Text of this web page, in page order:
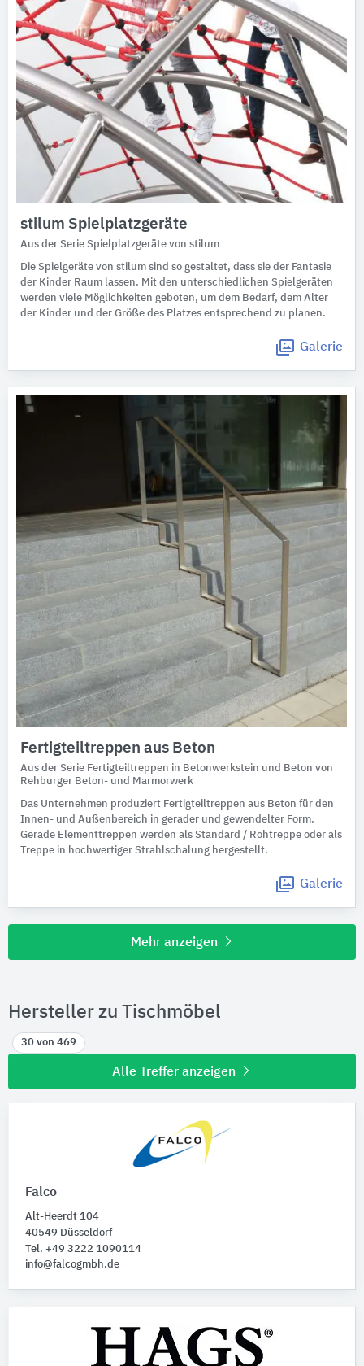
stilum Spielplatzgeräte
Aus der Serie Spielplatzgeräte von stilum
Die Spielgeräte von stilum sind so gestaltet, dass sie der Fantasie
der Kinder Raum lassen. Mit den unterschiedlichen Spielgeräten
werden viele Möglichkeiten geboten, um dem Bedarf, dem Alter
der Kinder und der Größe des Platzes entsprechend zu planen.
Galerie
Fertigteiltreppen aus Beton
Aus der Serie Fertigteiltreppen in Betonwerkstein und Beton von
Rehburger Beton- und Marmorwerk
Das Unternehmen produziert Fertigteiltreppen aus Beton für den
Innen- und Außenbereich in gerader und gewendelter Form.
Gerade Elementtreppen werden als Standard / Rohtreppe oder als
Treppe in hochwertiger Strahlschalung hergestellt.
Galerie
Mehr anzeigen
Hersteller zu Tischmöbel
30 von 469
Alle Treffer anzeigen
Falco
Alt-Heerdt 104
40549 Düsseldorf
Tel. +49 3222 1090114
info@falcogmbh.de